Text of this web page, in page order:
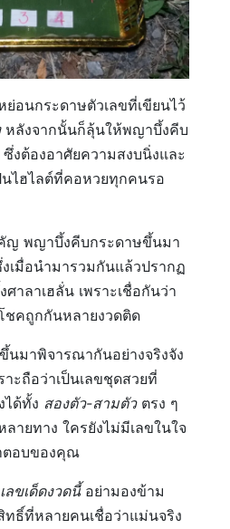
อนกระดาษตัวเลขที่เขียนไว้
หลังจากนั้นก็ลุ้นให้พญาบึ้งคีบ
งต้องอาศัยความสงบนิ่งและ
นไฮไลต์ที่คอหวยทุกคนรอ
ญ พญาบึ้งคีบกระดาษขึ้นมา
เมื่อนำมารวมกันแล้วปรากฏ
ศาลาเฮลั่น เพราะเชื่อกันว่า
ชคถูกกันหลายงวดติด
นมาพิจารณากันอย่างจริงจัง
ะถือว่าเป็นเลขชุดสวยที่
ได้ทั้ง สองตัว-สามตัวตรง ๆ
ายทาง ใครยังไม่มีเลขในใจ
ตอบของคุณ
เลขเด็ดงวดนี้อย่ามองข้าม
ธิ์ที่หลายคนเชื่อว่าแม่นจริง